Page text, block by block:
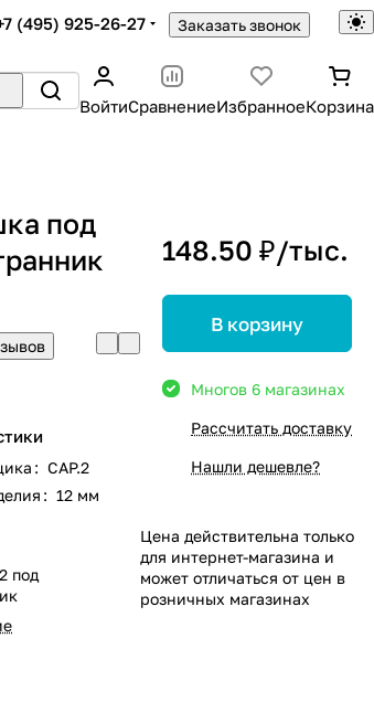
(495) 925-26-27 Заказать звонок
ВойтиСравнениеИзбранноеКорзина
под
: CAP.2
: 12 мм
под
148.50 ₽/тыс.
В корзину
Многов 6 магазинах
Рассчитать доставку
Нашли дешевле?
Цена действительна только
для интернет-магазина и
может отличаться от цен в
розничных магазинах